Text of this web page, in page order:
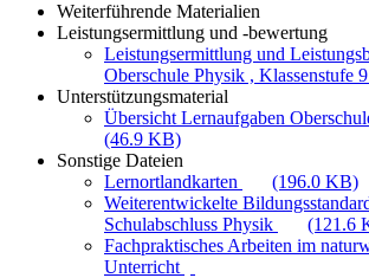
Weiterführende Materialien
Leistungsermittlung und -bewertung
Leistungsermittlung und
Oberschule Physik , Klassenstufe 9
Unterstützungsmaterial
Übersicht Lernaufgaben
(46.9 KB)
Sonstige Dateien
Lernortlandkarten
(196.0 KB)
Weiterentwickelte
Schulabschluss Physik
(121.6
Fachpraktisches Arbeiten im
Unterricht